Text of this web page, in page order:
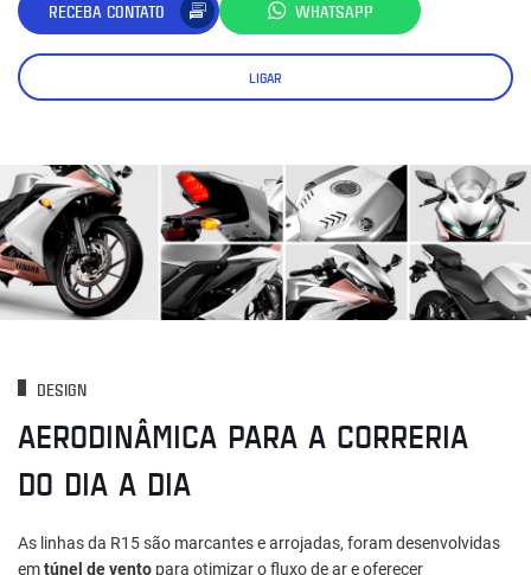
RECEBA CONTATO WHATSAPP
LIGAR
DESIGN
AERODINÂMICA PARA A CORRERIA
DO DIA A DIA
As linhas da R15 são marcantes e arrojadas, foram desenvolvidas
emtúnel de vento para otimizar o fluxo de ar e oferecer